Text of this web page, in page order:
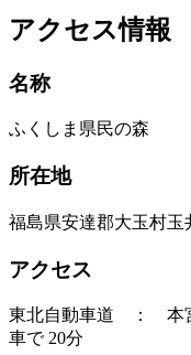
アクセス情報
名称
ふくしま県民の森
所在地
福島県安達郡大玉村玉
アクセス
東北自動車道 ： 本
車で 20分